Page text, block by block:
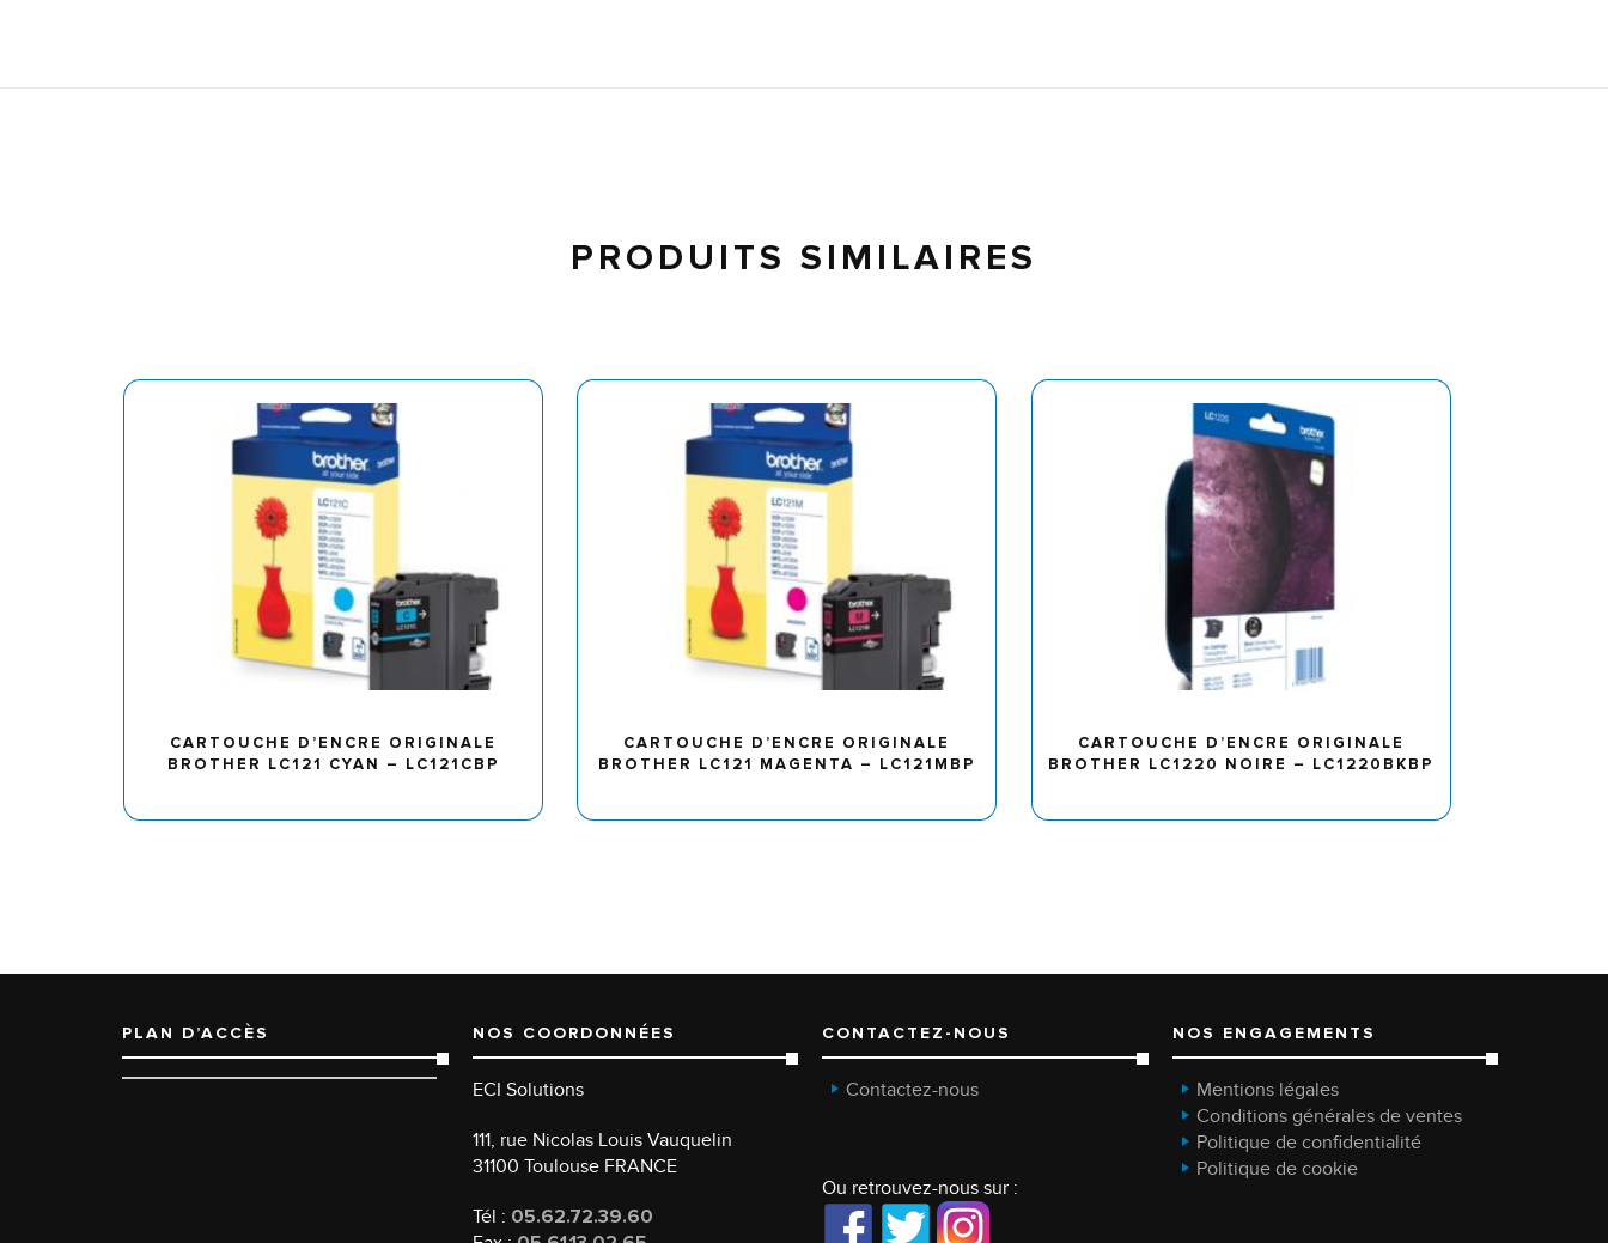
PRODUITS SIMILAIRES
CARTOUCHE D’ENCRE ORIGINALE
BROTHER LC121 CYAN – LC121CBP
CARTOUCHE D’ENCRE ORIGINALE
BROTHER LC121 MAGENTA – LC121MBP
CARTOUCHE D’ENCRE ORIGINALE
BROTHER LC1220 NOIRE – LC1220BKBP
PLAN D’ACCÈS NOS COORDONNÉES
ECI Solutions
111, rue Nicolas Louis Vauquelin
31100 Toulouse FRANCE
Tél : 05.62.72.39.60
CONTACTEZ-NOUS
Contactez-nous
Ou retrouvez-nous sur :
NOS ENGAGEMENTS
Mentions légales
Conditions générales de ventes
Politique de confidentialité
Politique de cookie